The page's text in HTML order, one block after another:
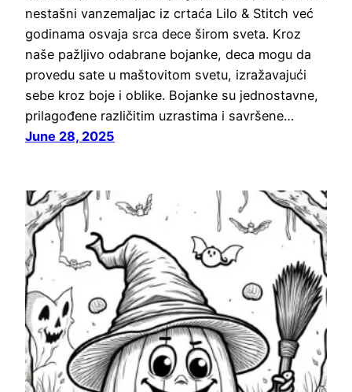
nestašni vanzemaljac iz crtaća Lilo & Stitch već
godinama osvaja srca dece širom sveta. Kroz
naše pažljivo odabrane bojanke, deca mogu da
provedu sate u maštovitom svetu, izražavajući
sebe kroz boje i oblike. Bojanke su jednostavne,
prilagođene različitim uzrastima i savršene…
June 28, 2025